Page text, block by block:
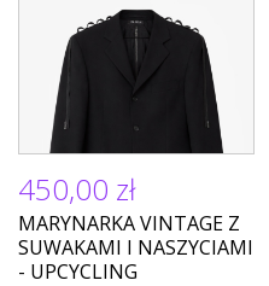
450,00 zł
MARYNARKA VINTAGE Z
SUWAKAMI I NASZYCIAMI
- UPCYCLING